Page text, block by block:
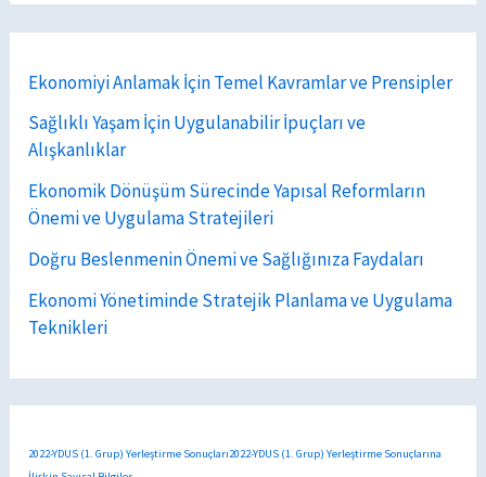
Ekonomiyi Anlamak İçin Temel Kavramlar ve Prensipler
Sağlıklı Yaşam İçin Uygulanabilir İpuçları ve
Alışkanlıklar
Ekonomik Dönüşüm Sürecinde Yapısal Reformların
Önemi ve Uygulama Stratejileri
Doğru Beslenmenin Önemi ve Sağlığınıza Faydaları
Ekonomi Yönetiminde Stratejik Planlama ve Uygulama
Teknikleri
2022-YDUS (1. Grup) Yerleştirme Sonuçları2022-YDUS (1. Grup) Yerleştirme Sonuçlarına